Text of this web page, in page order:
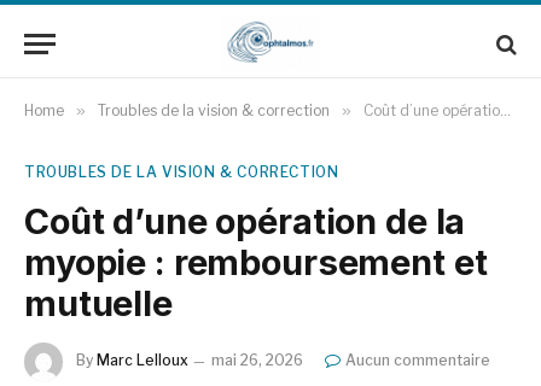
Home » Troubles de la vision & correction » Coût d’une opération de la myopie : remboursement et mutuelle
TROUBLES DE LA VISION & CORRECTION
Coût d’une opération de la
myopie : remboursement et
mutuelle
By Marc Lelloux mai 26, 2026
Aucun commentaire